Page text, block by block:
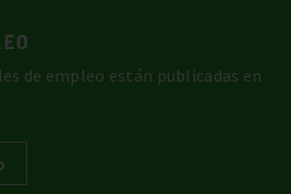
de empleo están publicadas en